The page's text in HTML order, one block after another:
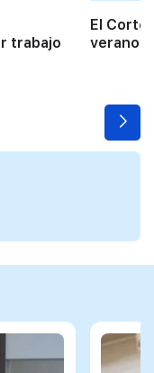
trabajo
El Corte
verano